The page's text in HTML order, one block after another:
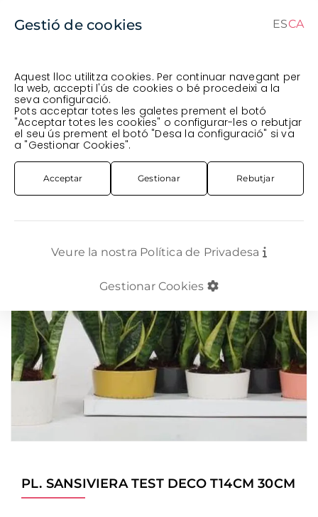
CAES
Comanda en curs (prevista per al) · Transportista
Veure comanda
PLANTA INTERIOR PL. SANSIVIERA TEST DECO T14CM 30CM
PL. SANSIVIERA TEST DECO T14CM 30CM
Gestió de cookies ESCA
Aquest lloc utilitza cookies. Per continuar navegant per
la web, accepti l'ús de cookies o bé procedeixi a la
seva configuració.
Pots acceptar totes les galetes prement el botó
"Acceptar totes les cookies" o configurar-les o rebutjar
el seu ús prement el botó "Desa la configuració" si va
a "Gestionar Cookies".
Acceptar Gestionar Rebutjar
Veure la nostra Política de Privadesa
Gestionar Cookies